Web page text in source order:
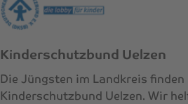
Kinderschutzbund Uelzen
Die Jüngsten im Landkreis finden
Kinderschutzbund Uelzen. Wir